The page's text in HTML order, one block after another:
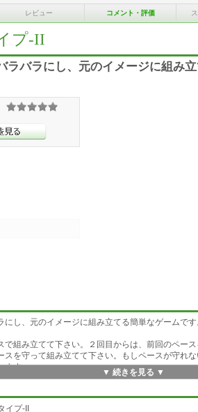
レビュー コメント・評価
プ-II
ラバラにし、元のイメージに組み
し、元のイメージに組み立てる簡単なゲームです
で組み立てて下さい。２回目からは、前回のペー
スを守って組み立てて下さい。もしペースが守れ
ます。
クリック後の最初の１手目が開始となります。
ｎｄボタンをクリックしたときが終了です。
▼ 続きを見る ▼
イプ-II